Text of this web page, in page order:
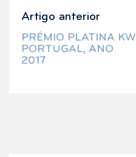
Artigo anterior
PRÉMIO PLATINA KW
PORTUGAL, ANO
2017